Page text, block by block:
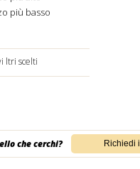
più basso
filtri scelti
che cerchi?